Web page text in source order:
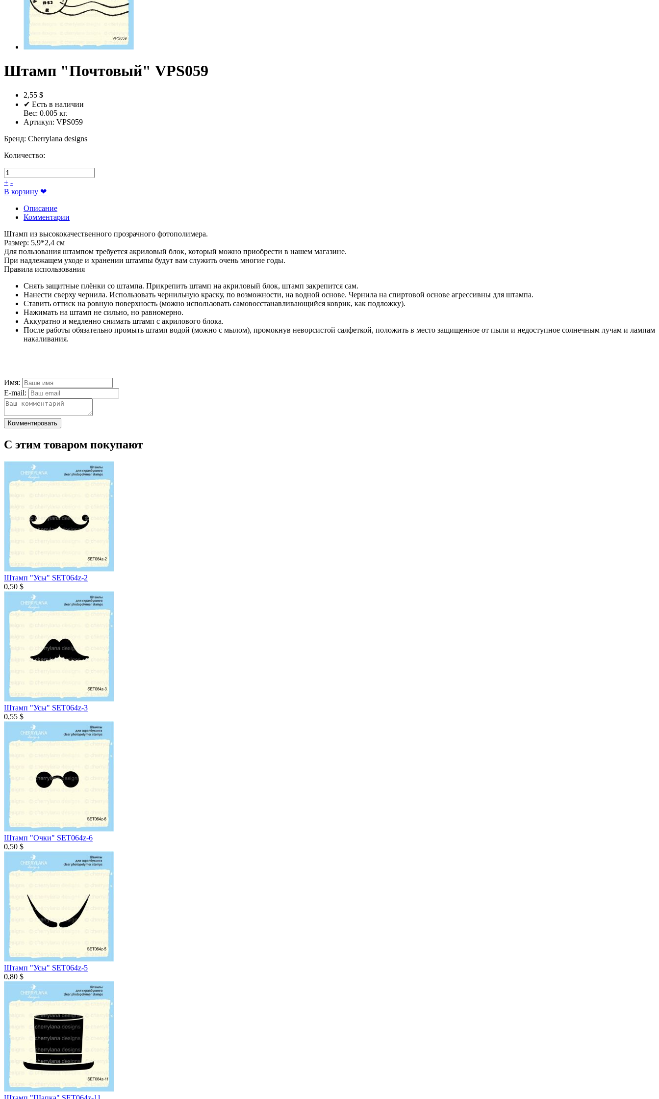
Штамп "Почтовый" VPS059
2,55 $
✔ Есть в наличии
Вес: 0.005 кг.
Артикул: VPS059
Бренд: Cherrylana designs
Количество:
+ -
В корзину ❤
Описание
Комментарии
Штамп из высококачественного прозрачного фотополимера.
Размер: 5,9*2,4 см
Для пользования штампом требуется акриловый блок, который можно приобрести в нашем магазине.
При надлежащем уходе и хранении штампы будут вам служить очень многие годы.
Правила использования
Снять защитные плёнки со штампа. Прикрепить штамп на акриловый блок, штамп закрепится сам.
Нанести сверху чернила. Использовать чернильную краску, по возможности, на водной основе. Чернила на спиртовой основе агрессивны для штампа.
Ставить оттиск на ровную поверхность (можно использовать самовосстанавливающийся коврик, как подложку).
Нажимать на штамп не сильно, но равномерно.
Аккуратно и медленно снимать штамп с акрилового блока.
После работы обязательно промыть штамп водой (можно с мылом), промокнув неворсистой салфеткой, положить в место защищенное от пыли и недоступное солнечным лучам и лампам
накаливания.
Имя:
E-mail:
Комментировать
С этим товаром покупают
Штамп "Усы" SET064z-2
0,50 $
Штамп "Усы" SET064z-3
0,55 $
Штамп "Очки" SET064z-6
0,50 $
Штамп "Усы" SET064z-5
0,80 $